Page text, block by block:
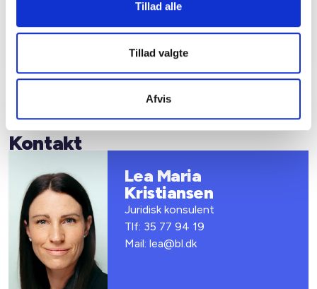
Tillad alle
Tillad valgte
Afvis
erfaringsudveksling om GDPR
Kontakt
Lea Maria
Kristiansen
Juridisk konsulent
Tlf: 35 77 94 19
Mail: lea@bl.dk